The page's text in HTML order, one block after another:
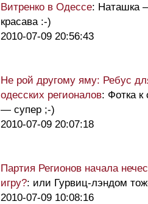
Витренко в Одессе: Наташка
красава :-)
2010-07-09 20:56:43
Не рой другому яму: Ребус
одесских регионалов: Фотка к
— супер ;-)
2010-07-09 20:07:18
Партия Регионов начала
игру?: или Гурвиц-лэндом
2010-07-09 10:08:16